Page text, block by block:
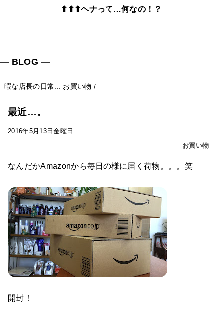
⬆⬆⬆ヘナって…何なの！？
― BLOG ―
暇な店長の日常... お買い物 /
最近…。
2016年5月13日金曜日
お買い物
なんだかAmazonから毎日の様に届く荷物。。。笑
開封！